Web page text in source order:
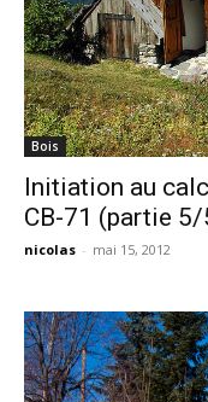
Bois
Initiation au
CB-71 (partie 5/
nicolas - mai 15, 2012